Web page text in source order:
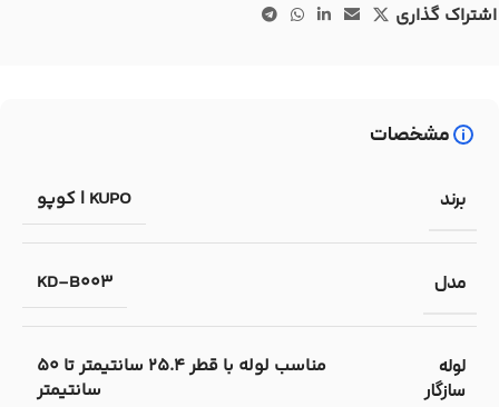
اشتراک گذاری
مشخصات
برند KUPO | کوپو
مدل KD-B003
لوله
سازگار
مناسب لوله با قطر 25.4 سانتیمتر تا 50
سانتیمتر